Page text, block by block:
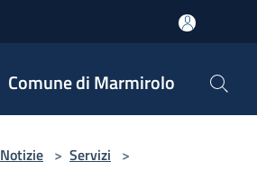
Comune di Marmirolo
Notizie > Servizi >